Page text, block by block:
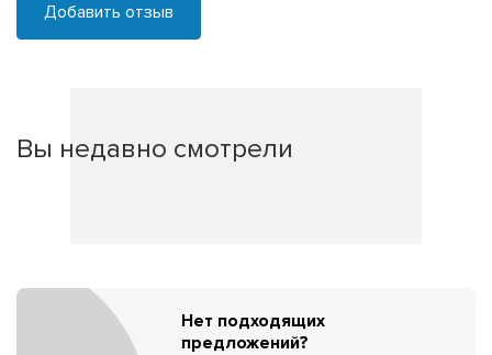
Добавить отзыв
Вы недавно смотрели
Нет подходящих
предложений?